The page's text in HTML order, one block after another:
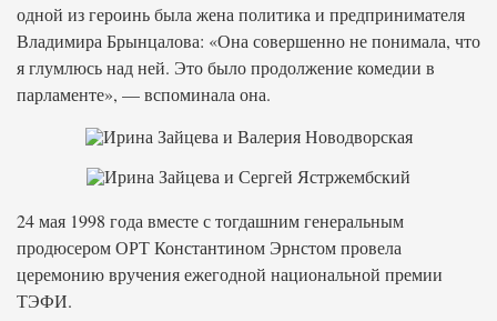
одной из героинь была жена политика и предпринимателя
Владимира Брынцалова: «Она совершенно не понимала, что
я глумлюсь над ней. Это было продолжение комедии в
парламенте», — вспоминала она.
24 мая 1998 года вместе с тогдашним генеральным
продюсером ОРТ Константином Эрнстом провела
церемонию вручения ежегодной национальной премии
ТЭФИ.